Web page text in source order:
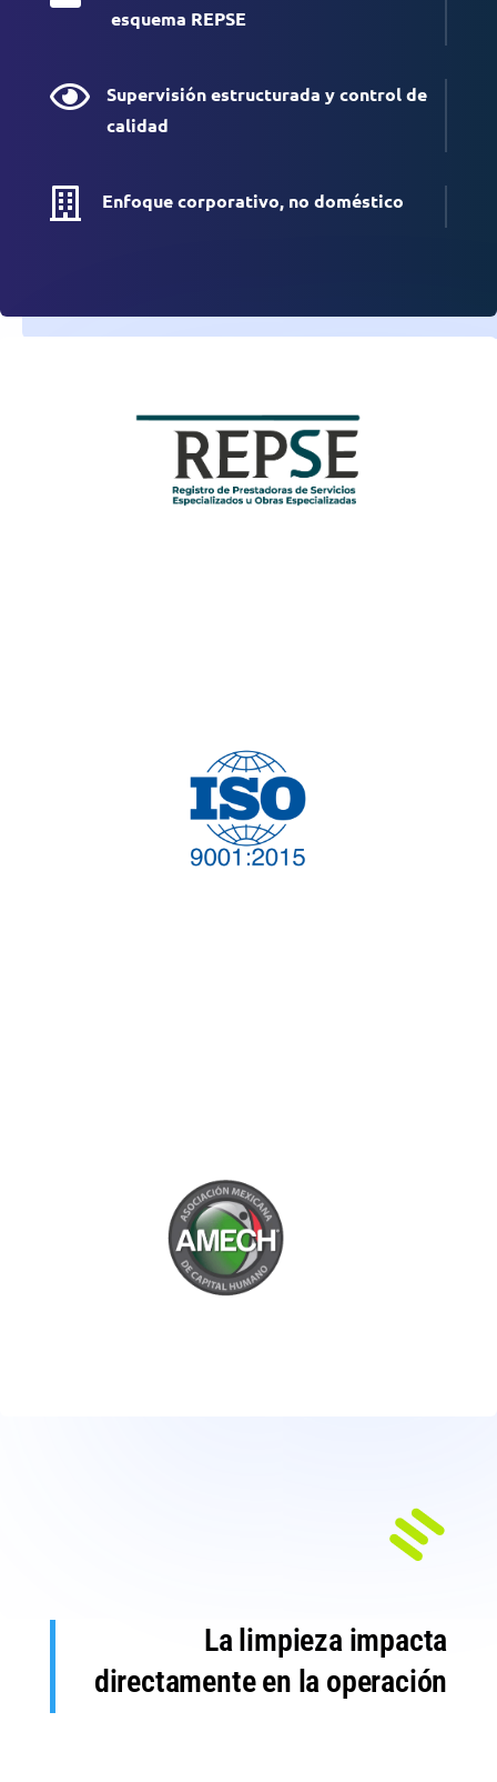
esquema REPSE

Supervisión estructurada y control de
calidad
 Enfoque corporativo, no doméstico
La limpieza impacta
directamente en la operación